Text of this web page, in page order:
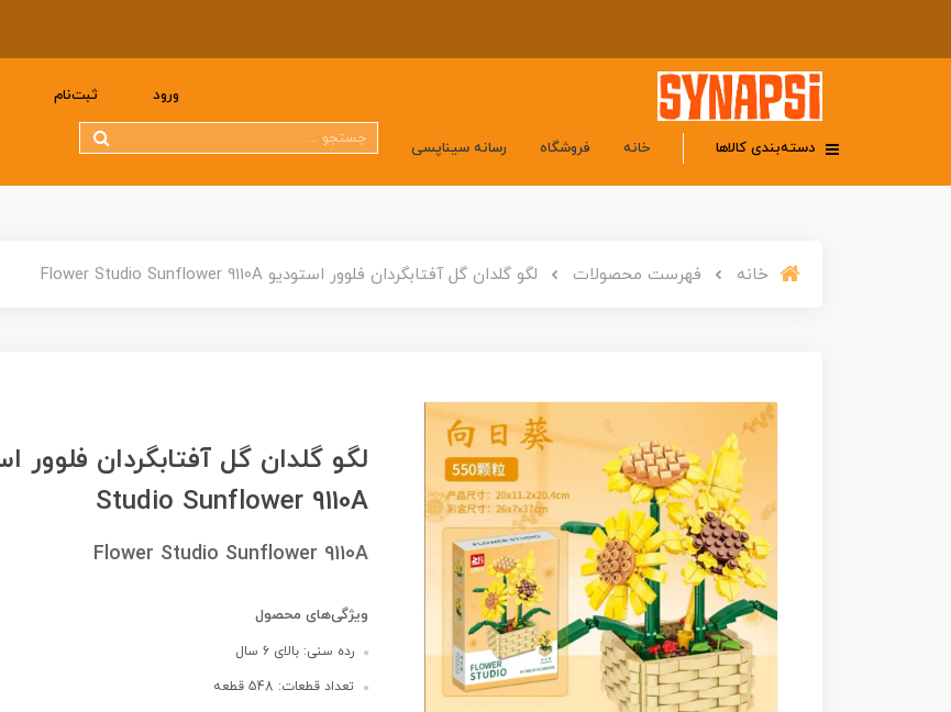
ورود ثبت‌نام
دسته‌بندی کالاها خانه فروشگاه رسانه سیناپسی
خانه فهرست محصولات لگو گلدان گل آفتابگردان فلوور استودیو Flower Studio Sunflower 9110A
Studio Sunflower 9110A
Flower Studio Sunflower 9110A
ویژگی‌های محصول
رده سنی: بالای 6 سال
تعداد قطعات: 548 قطعه